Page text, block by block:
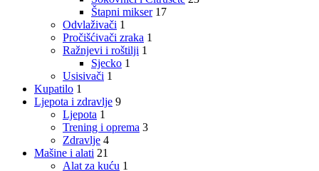
Štapni mikser 17
Odvlaživači 1
Pročišćivači zraka 1
Ražnjevi i roštilji 1
Sjecko 1
Usisivači 1
Kupatilo 1
Ljepota i zdravlje 9
Ljepota 1
Trening i oprema 3
Zdravlje 4
Mašine i alati 21
Alat za kuću 1